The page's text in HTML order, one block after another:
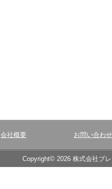
会社概要 お問い合わせ
Copyright© 2026 株式会社ブ